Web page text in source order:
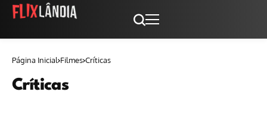
Página Inicial Filmes Críticas
Críticas